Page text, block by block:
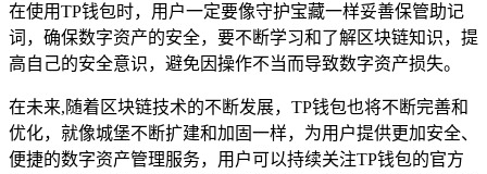
在使用TP钱包时，用户一定要像守护宝藏一样妥善保管助记
词，确保数字资产的安全，要不断学习和了解区块链知识，提
高自己的安全意识，避免因操作不当而导致数字资产损失。
在未来,随着区块链技术的不断发展，TP钱包也将不断完善和
优化，就像城堡不断扩建和加固一样，为用户提供更加安全、
便捷的数字资产管理服务，用户可以持续关注TP钱包的官方